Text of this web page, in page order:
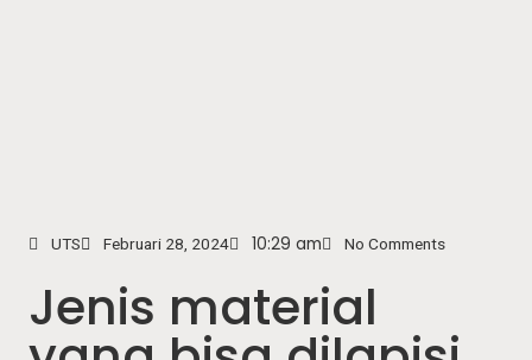
UTS Februari 28, 2024 10:29 am No Comments
Jenis material